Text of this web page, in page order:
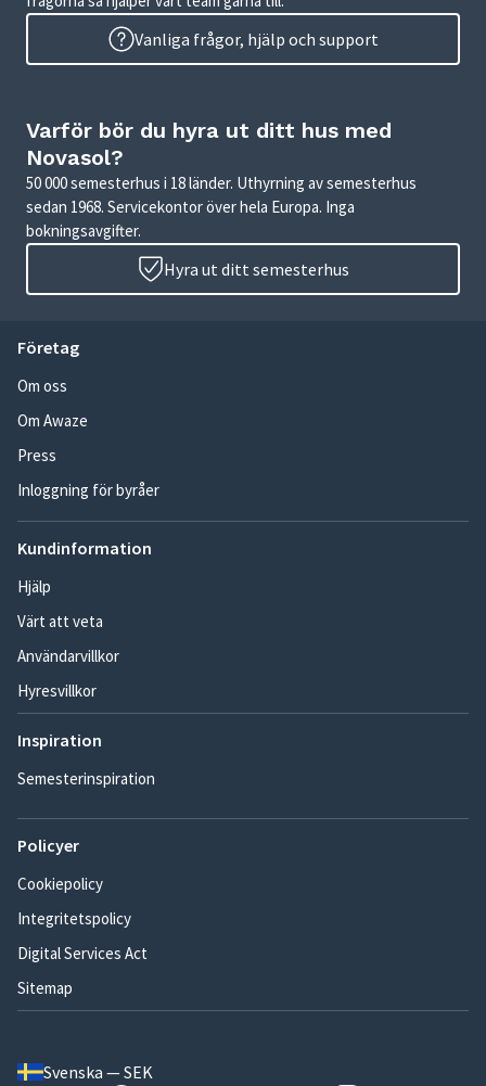
Vanliga frågor, hjälp och support
Varför bör du hyra ut ditt hus med
Novasol?
50 000 semesterhus i 18 länder. Uthyrning av semesterhus
sedan 1968. Servicekontor över hela Europa. Inga
bokningsavgifter.
Hyra ut ditt semesterhus
Företag
Om oss
Om Awaze
Press
Inloggning för byråer
Kundinformation
Hjälp
Värt att veta
Användarvillkor
Hyresvillkor
Inspiration
Semesterinspiration
Policyer
Cookiepolicy
Integritetspolicy
Digital Services Act
Sitemap
Svenska — SEK